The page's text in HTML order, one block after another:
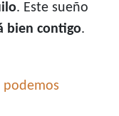
. Este sueño
bien contigo.
podemos